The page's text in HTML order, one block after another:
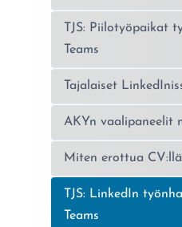
TJS: Piilotyöpaikat
Teams
Tajalaiset
AKYn vaalipaneelit
Miten erottua
Nykyinen sivu:
TJS: LinkedIn
Teams